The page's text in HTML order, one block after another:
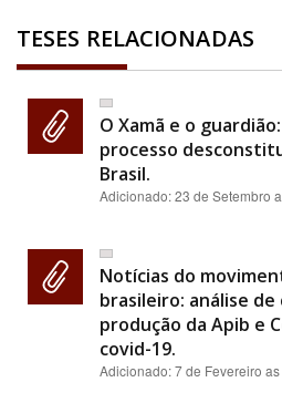
TESES RELACIONADAS
O Xamã e o
processo
Brasil.
Adicionado:23 de Setembro
Notícias do
brasileiro: análise
produção da Apib e
covid-19.
Adicionado:7 de Fevereiro